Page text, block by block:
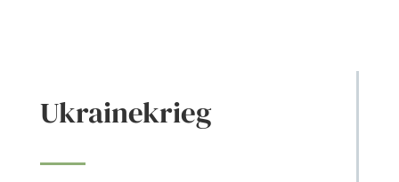
Ukrainekrieg